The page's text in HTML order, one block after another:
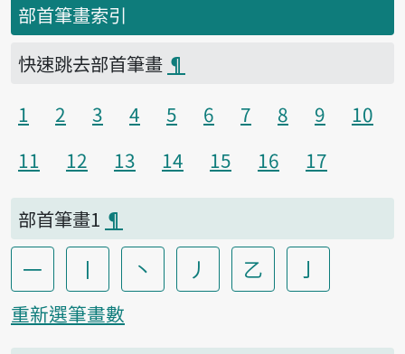
部首筆畫索引
快速跳去部首筆畫 ¶
1
2 3 4 5 6 7 8 9
10
11
12 13 14 15 16 17
部首筆畫1 ¶
一 丨 丶 丿 乙 亅
重新選筆畫數